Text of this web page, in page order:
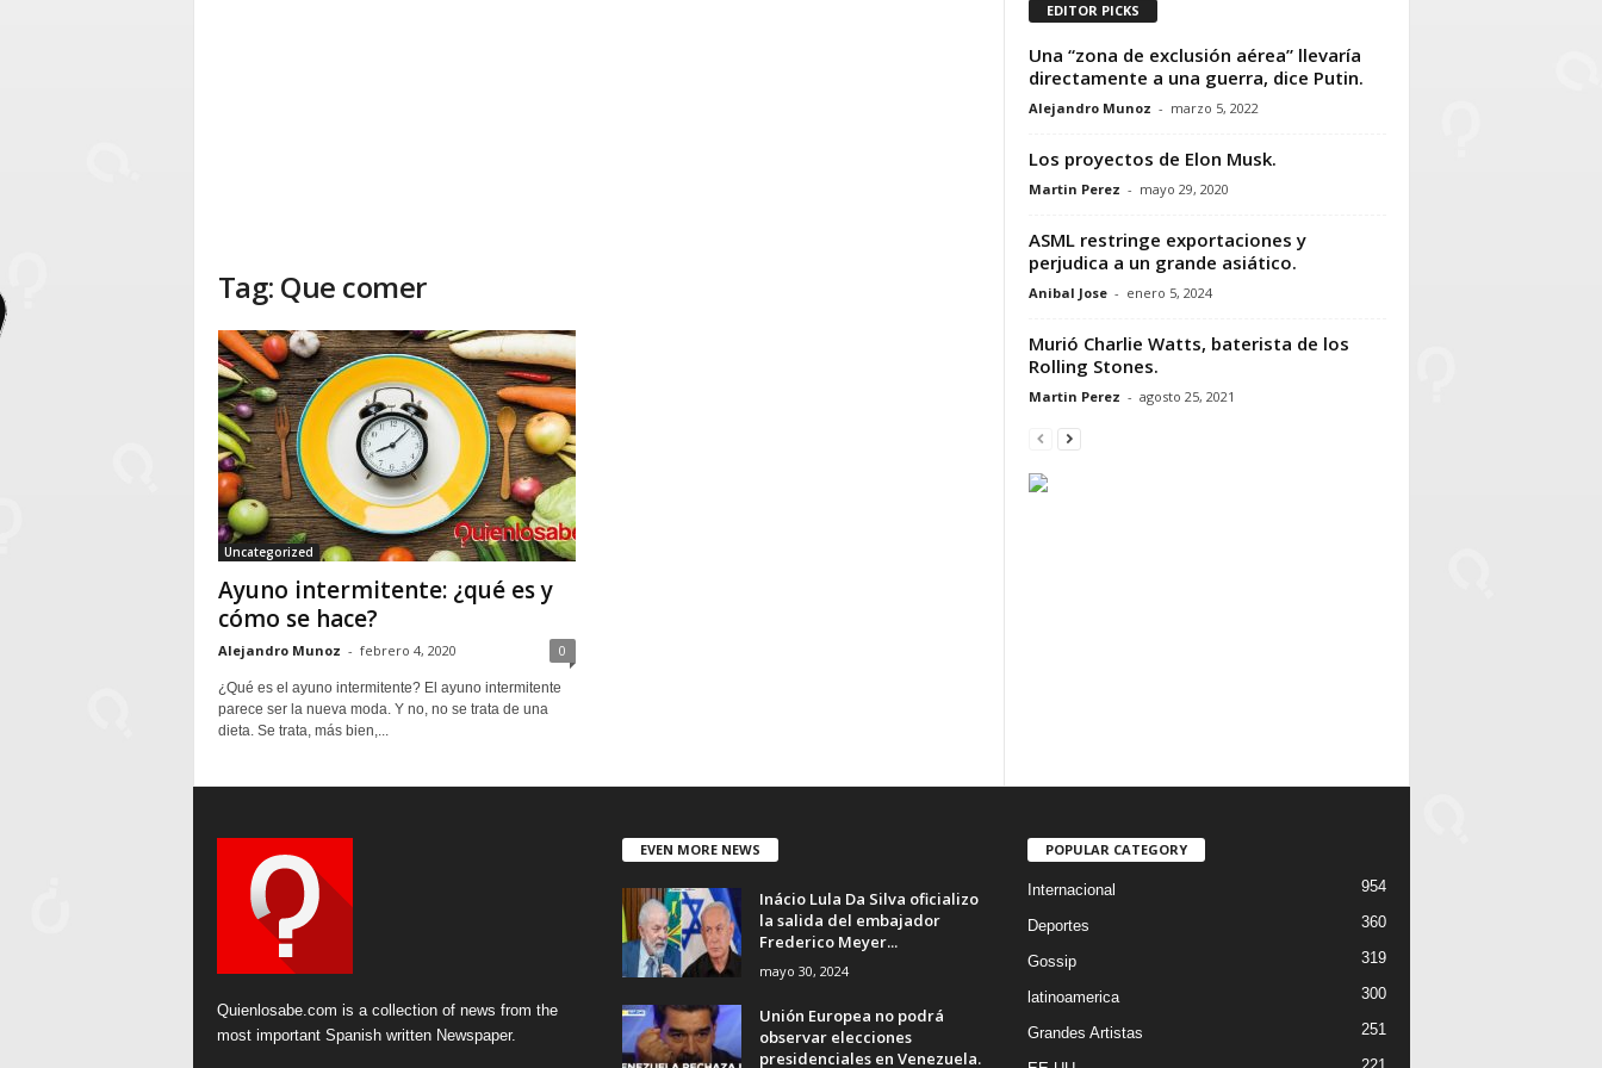
Tag: Que comer
Uncategorized
Ayuno intermitente: ¿qué es y
cómo se hace?
Alejandro Munoz - febrero 4, 2020 0
¿Qué es el ayuno intermitente? El ayuno intermitente
parece ser la nueva moda. Y no, no se trata de una
dieta. Se trata, más bien,...
EDITOR PICKS
Una “zona de exclusión aérea” llevaría
directamente a una guerra, dice Putin.
Alejandro Munoz - marzo 5, 2022
Los proyectos de Elon Musk.
Martin Perez - mayo 29, 2020
ASML restringe exportaciones y
perjudica a un grande asiático.
Anibal Jose - enero 5, 2024
Murió Charlie Watts, baterista de los
Rolling Stones.
Martin Perez - agosto 25, 2021
Quienlosabe.com is a collection of news from the
most important Spanish written Newspaper.
EVEN MORE NEWS
Inácio Lula Da Silva oficializo
la salida del embajador
Frederico Meyer...
mayo 30, 2024
Unión Europea no podrá
observar elecciones
presidenciales en Venezuela.
POPULAR CATEGORY
Internacional 954
Deportes 360
Gossip 319
latinoamerica 300
Grandes Artistas 251